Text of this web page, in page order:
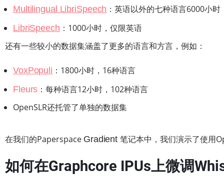
Multilingual LibriSpeech ：英语以外的七种语言6000小时
LibriSpeech ：1000小时，仅限英语
还有一些较小的数据集涵盖了更多的语言和方言，例如：
VoxPopuli ：1800小时，16种语言
Fleurs ：每种语言12小时，102种语言
OpenSLR还托管了单独的数据集
在我们的Paperspace Gradient笔记本中，我们演示了使用
如何在Graphcore IPUs上微调